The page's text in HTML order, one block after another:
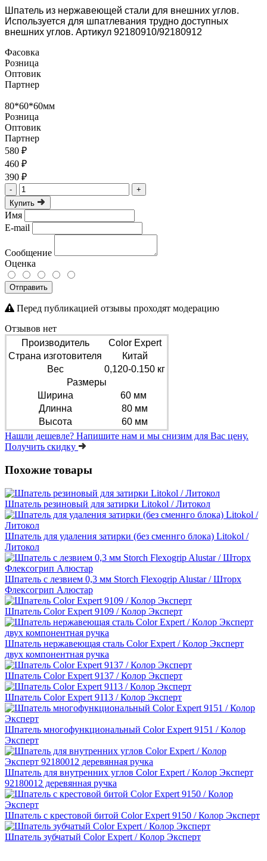
Шпатель из нержавеющей стали для внешних углов.
Используется для шпатлевания трудно доступных
внешних углов. Артикул 92180910/92180912
Фасовка
Розница
Оптовик
Партнер
80*60*60мм
Розница
Оптовик
Партнер
580 ₽
460 ₽
390 ₽
-
+
Купить
Имя
E-mail
Сообщение
Оценка
Отправить
Перед публикацией отзывы проходят модерацию
Отзывов нет
Производитель
Color Expert
Страна изготовителя
Китай
Вес
0,120-0.150 кг
Размеры
Ширина
60 мм
Длинна
80 мм
Высота
60 мм
Нашли дешевле? Напишите нам и мы снизим для Вас цену.
Получить скидку
Похожие товары
Шпатель резиновый для затирки Litokol / Литокол
Шпатель для удаления затирки (без сменнго блока) Litokol /
Литокол
Шпатель с лезвием 0,3 мм Storch Flexogrip Alustar / Шторх
Флексогрип Алюстар
Шпатель Color Expert 9109 / Колор Эксперт
Шпатель нержавеющая сталь Color Expert / Колор Эксперт
двух компонентная ручка
Шпатель Color Expert 9137 / Колор Эксперт
Шпатель Color Expert 9113 / Колор Эксперт
Шпатель многофункциональный Color Expert 9151 / Колор
Эксперт
Шпатель для внутренних углов Color Expert / Колор Эксперт
92180012 деревянная ручка
Шпатель с крестовой битой Color Expert 9150 / Колор Эксперт
Шпатель зубчатый Color Expert / Колор Эксперт